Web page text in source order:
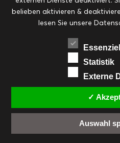
Eingemachtes Ohne
RezepteSaisonal
Suppen, Salate &
Vorspeisen,
Weihnachten Workshops &
FACEBOOK
belieben aktivieren &
lesen Sie unsere
Essenziell
Statistik
Externe
✓
Auswahl